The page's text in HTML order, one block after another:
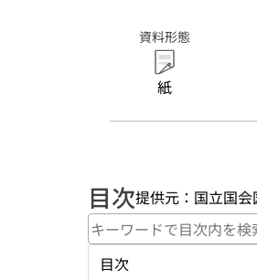
資料形態
紙
目次提供元：国立国会
目次